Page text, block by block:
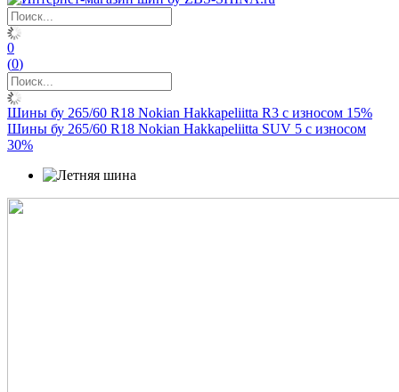
0
(0)
Шины бу 265/60 R18 Nokian Hakkapeliitta R3 с износом 15%
Шины бу 265/60 R18 Nokian Hakkapeliitta SUV 5 с износом
30%